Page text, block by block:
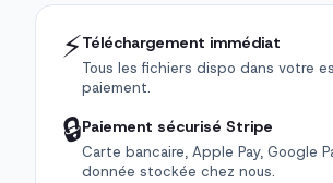
⚡Téléchargement immédiat
Tous les fichiers dispo dans votre
paiement.
🔒Paiement sécurisé Stripe
Carte bancaire, Apple Pay, Google
donnée stockée chez nous.